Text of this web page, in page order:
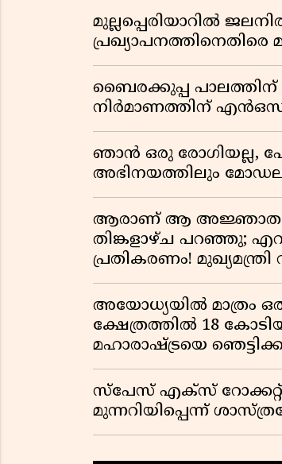
മുല്ലപ്പെരിയാറിൽ
ബൈരക്കുപ്പ പാലത്തിന്
നിർമാണത്തിന് എൻഒസി
ഞാൻ ഒരു രോഗിയല്ല,
അഭിനയത്തിലും
ആരാണ് ആ അജ്ഞാത
തിങ്കളാഴ്ച പറഞ്ഞു;
പ്രതികരണം!
വിവാദമാകുമ്പോൾ
അയോധ്യയിൽ മാത്രം
ക്ഷേത്രത്തിൽ 18
മഹാരാഷ്ട്രയെ
സ്പേസ് എക്സ് റോക്കറ്റ്
മുന്നറിയിപ്പെന്ന്